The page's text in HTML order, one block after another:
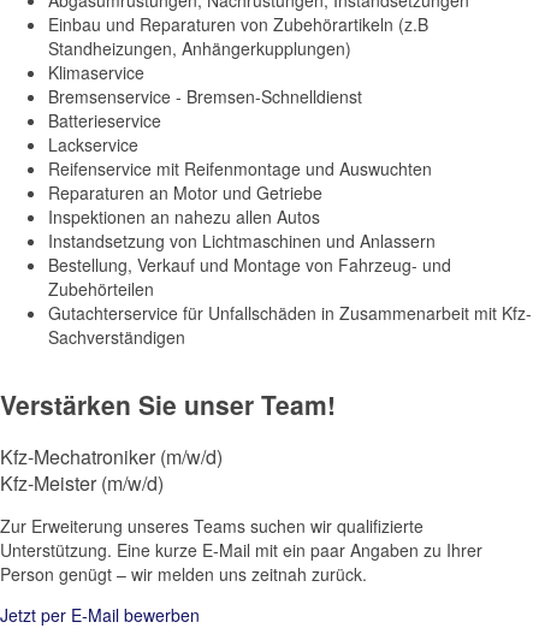
Einbau und Reparaturen von Zubehörartikeln (z.B
Standheizungen, Anhängerkupplungen)
Klimaservice
Bremsenservice - Bremsen-Schnelldienst
Batterieservice
Lackservice
Reifenservice mit Reifenmontage und Auswuchten
Reparaturen an Motor und Getriebe
Inspektionen an nahezu allen Autos
Instandsetzung von Lichtmaschinen und Anlassern
Bestellung, Verkauf und Montage von Fahrzeug- und
Zubehörteilen
Gutachterservice für Unfallschäden in Zusammenarbeit mit Kfz-
Sachverständigen
Verstärken Sie unser Team!
Kfz-Mechatroniker (m/w/d)
Kfz-Meister (m/w/d)
Zur Erweiterung unseres Teams suchen wir qualifizierte
Unterstützung. Eine kurze E-Mail mit ein paar Angaben zu Ihrer
Person genügt – wir melden uns zeitnah zurück.
Jetzt per E-Mail bewerben